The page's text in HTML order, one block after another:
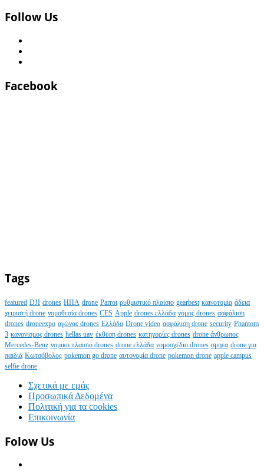
Follow Us
Facebook
Tags
featured DJI drones ΗΠΑ drone Parrot ρυθμιστικό πλαίσιο gearbest καινοτομία άδεια
χειριστή drone νομοθεσία drones CES Apple drones ελλάδα νόμος drones ασφάλιση
drones droneexpo αγώνας drones Ελλάδα Drone video ασφάλιση drone security Phantom
3 κανονισμος drones hellas uav έκθεση drones κατηγορίες drones drone άνθρωπος
Mercedes-Benz νομικο πλαισιο drones drone ελλάδα νομοσχέδιο drones σμηεα drone για
παιδιά Κωτσόβολος pokemon go drone αυτονομία drone pokemon drone apple campus
selfie drone
Σχετικά με εμάς
Προσωπικά Δεδομένα
Πολιτική για τα cookies
Επικοινωνία
Folow Us